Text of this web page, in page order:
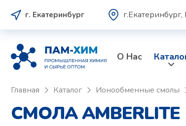
г. Екатеринбург
О Нас
Главная Каталог Ионообменные смолы
СМОЛА